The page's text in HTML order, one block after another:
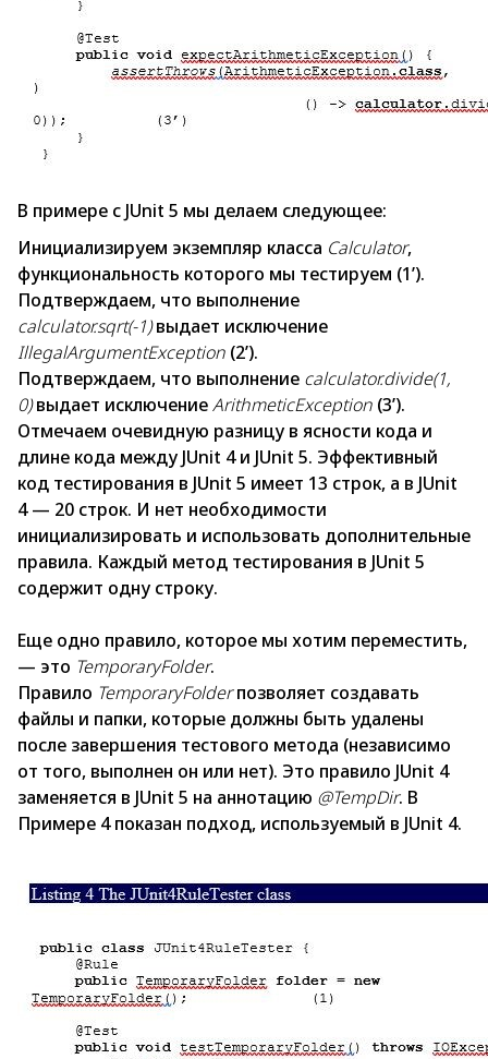
В примере с JUnit 5 мы делаем следующее:
Инициализируем экземпляр класса Calculator,
функциональность которого мы тестируем (1’).
Подтверждаем, что выполнение
calculator.sqrt(-1)выдает исключение
IllegalArgumentException (2’).
Подтверждаем, что выполнение calculator.divide(1,
0)выдает исключениеArithmeticException (3’).
Отмечаем очевидную разницу в ясности кода и
длине кода между JUnit 4 и JUnit 5. Эффективный
код тестирования в JUnit 5 имеет 13 строк, а в JUnit
4 — 20 строк. И нет необходимости
инициализировать и использовать дополнительные
правила. Каждый метод тестирования в JUnit 5
содержит одну строку.
Еще одно правило, которое мы хотим переместить,
— это TemporaryFolder.
Правило TemporaryFolderпозволяет создавать
файлы и папки, которые должны быть удалены
после завершения тестового метода (независимо
от того, выполнен он или нет). Это правило JUnit 4
заменяется в JUnit 5 на аннотацию @TempDir. В
Примере 4 показан подход, используемый в JUnit 4.